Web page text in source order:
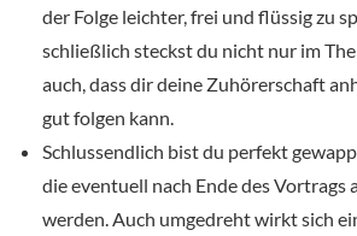
der Folge leichter, frei und flüssig zu
schließlich steckst du nicht nur im
auch, dass dir deine Zuhörerschaft
gut folgen kann.
Schlussendlich bist du perfekt
die eventuell nach Ende des Vortrags
werden. Auch umgedreht wirkt sich